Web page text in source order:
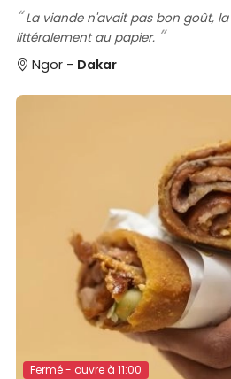
La viande n'avait pas bon goût, la galette collait
littéralement au papier.
Ngor - Dakar
Fermé - ouvre à 11:00